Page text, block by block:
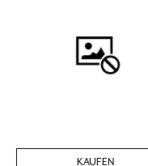
KAUFEN